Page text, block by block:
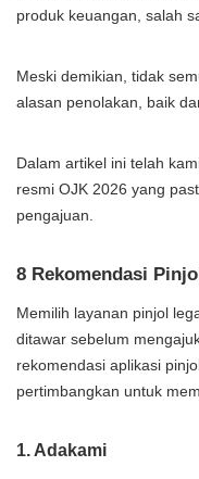
produk keuangan, salah
Meski demikian, tidak
alasan penolakan, baik
Dalam artikel ini telah
resmi OJK 2026 yang
pengajuan.
8 Rekomendasi
Memilih layanan pinjol
ditawar sebelum
rekomendasi aplikasi
pertimbangkan untuk
1. Adakami